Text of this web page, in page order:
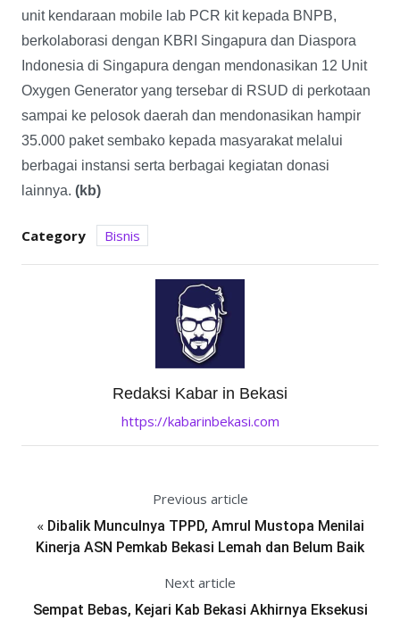
unit kendaraan mobile lab PCR kit kepada BNPB,
berkolaborasi dengan KBRI Singapura dan Diaspora
Indonesia di Singapura dengan mendonasikan 12 Unit
Oxygen Generator yang tersebar di RSUD di perkotaan
sampai ke pelosok daerah dan mendonasikan hampir
35.000 paket sembako kepada masyarakat melalui
berbagai instansi serta berbagai kegiatan donasi
lainnya. (kb)
Category Bisnis
Redaksi Kabar in Bekasi
https://kabarinbekasi.com
Previous article
« Dibalik Munculnya TPPD, Amrul Mustopa Menilai
Kinerja ASN Pemkab Bekasi Lemah dan Belum Baik
Next article
Sempat Bebas, Kejari Kab Bekasi Akhirnya Eksekusi